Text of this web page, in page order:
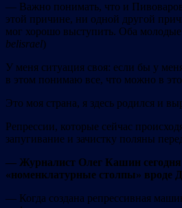
— Важно понимать, что и
этой причине, ни одной другой
мог хорошо выступить. Оба
belisrael)
У меня ситуация своя: если бы у
в этом понимаю все, что можно в
Это моя страна, я здесь родился и
Репрессии, которые сейчас
запугивание и зачистку поляны
— Журналист Олег Кашин сегодня
«номенклатурные столпы» вроде
— Когда создана репрессивная